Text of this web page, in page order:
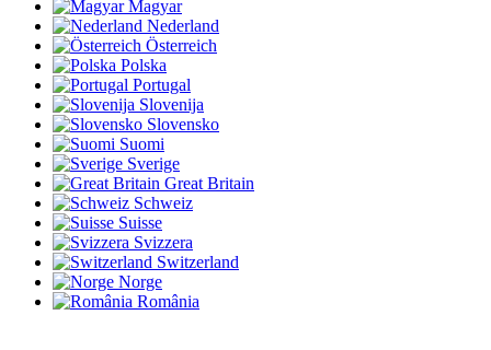
Magyar
Nederland
Österreich
Polska
Portugal
Slovenija
Slovensko
Suomi
Sverige
Great Britain
Schweiz
Suisse
Svizzera
Switzerland
Norge
România